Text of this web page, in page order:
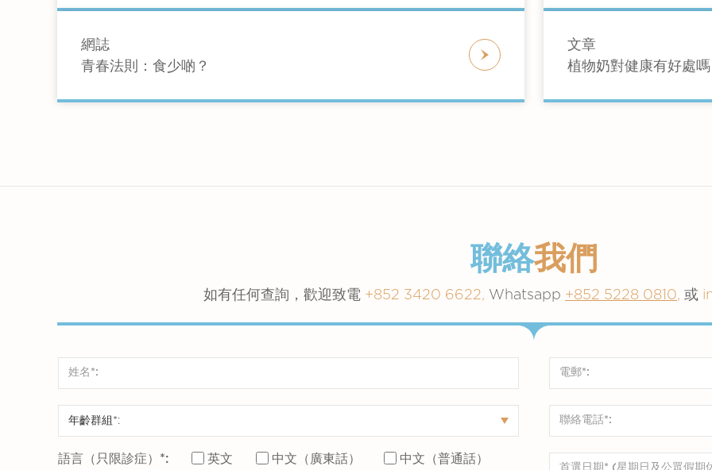
網誌
青春法則：食少啲？
文章
植物奶對健康有好處嗎
聯絡我們
如有任何查詢，歡迎致電 +852 3420 6622, Whatsapp +852 5228 0810, 或
語言（只限診症）*: 英文 中文（廣東話）
中文（普通話）